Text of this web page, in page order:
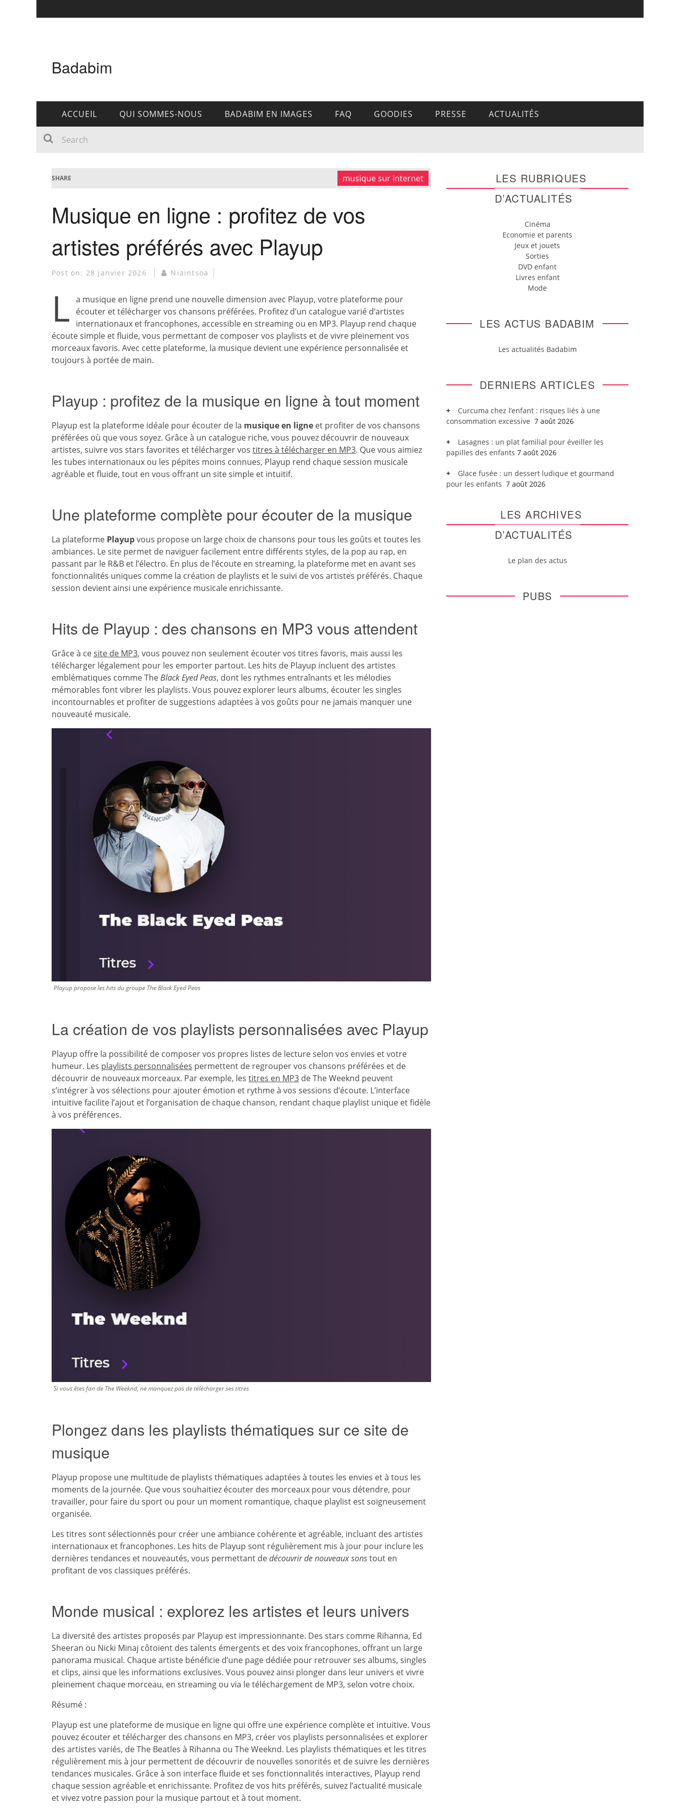
Badabim
ACCUEIL QUI SOMMES-NOUS BADABIM EN IMAGES FAQ GOODIES PRESSE ACTUALITÉS
SHARE musique sur internet
Musique en ligne : profitez de vos
artistes préférés avec Playup
Post on: 28 janvier 2026 Niaintsoa
L a musique en ligne prend une nouvelle dimension avec Playup, votre plateforme pour
écouter et télécharger vos chansons préférées. Profitez d’un catalogue varié d’artistes
internationaux et francophones, accessible en streaming ou en MP3. Playup rend chaque
écoute simple et fluide, vous permettant de composer vos playlists et de vivre pleinement vos
morceaux favoris. Avec cette plateforme, la musique devient une expérience personnalisée et
toujours à portée de main.
Playup : profitez de la musique en ligne à tout moment
Playup est la plateforme idéale pour écouter de la musique en ligne et profiter de vos chansons
préférées où que vous soyez. Grâce à un catalogue riche, vous pouvez découvrir de nouveaux
artistes, suivre vos stars favorites et télécharger vos titres à télécharger en MP3. Que vous aimiez
les tubes internationaux ou les pépites moins connues, Playup rend chaque session musicale
agréable et fluide, tout en vous offrant un site simple et intuitif.
Une plateforme complète pour écouter de la musique
La plateforme Playupvous propose un large choix de chansons pour tous les goûts et toutes les
ambiances. Le site permet de naviguer facilement entre différents styles, de la pop au rap, en
passant par le R&B et l’électro. En plus de l’écoute en streaming, la plateforme met en avant ses
fonctionnalités uniques comme la création de playlists et le suivi de vos artistes préférés. Chaque
session devient ainsi une expérience musicale enrichissante.
Hits de Playup : des chansons en MP3 vous attendent
Grâce à cesite de MP3, vous pouvez non seulement écouter vos titres favoris, mais aussi les
télécharger légalement pour les emporter partout. Les hits de Playup incluent des artistes
emblématiques comme TheBlack Eyed Peas, dont les rythmes entraînants et les mélodies
mémorables font vibrer les playlists. Vous pouvez explorer leurs albums, écouter les singles
incontournables et profiter de suggestions adaptées à vos goûts pour ne jamais manquer une
nouveauté musicale.
Playup propose les hits du groupe The Black Eyed Peas
La création de vos playlists personnalisées avec Playup
Playup offre la possibilité de composer vos propres listes de lecture selon vos envies et votre
humeur. Les playlists personnalisées permettent de regrouper vos chansons préférées et de
découvrir de nouveaux morceaux. Par exemple, les titres en MP3 de The Weeknd peuvent
s’intégrer à vos sélections pour ajouter émotion et rythme à vos sessions d’écoute. L’interface
intuitive facilite l’ajout et l’organisation de chaque chanson, rendant chaque playlist unique et fidèle
à vos préférences.
Si vous êtes fan de The Weeknd, ne manquez pas de télécharger ses titres
Plongez dans les playlists thématiques sur ce site de
musique
Playup propose une multitude de playlists thématiques adaptées à toutes les envies et à tous les
moments de la journée. Que vous souhaitiez écouter des morceaux pour vous détendre, pour
travailler, pour faire du sport ou pour un moment romantique, chaque playlist est soigneusement
organisée.
Les titres sont sélectionnés pour créer une ambiance cohérente et agréable, incluant des artistes
internationaux et francophones. Les hits de Playup sont régulièrement mis à jour pour inclure les
dernières tendances et nouveautés, vous permettant dedécouvrir de nouveaux sonstout en
profitant de vos classiques préférés.
Monde musical : explorez les artistes et leurs univers
La diversité des artistes proposés par Playup est impressionnante. Des stars comme Rihanna, Ed
Sheeran ou Nicki Minaj côtoient des talents émergents et des voix francophones, offrant un large
panorama musical. Chaque artiste bénéficie d’une page dédiée pour retrouver ses albums, singles
et clips, ainsi que les informations exclusives. Vous pouvez ainsi plonger dans leur univers et vivre
pleinement chaque morceau, en streaming ou via le téléchargement de MP3, selon votre choix.
Résumé :
Playup est une plateforme de musique en ligne qui offre une expérience complète et intuitive. Vous
pouvez écouter et télécharger des chansons en MP3, créer vos playlists personnalisées et explorer
des artistes variés, de The Beatles à Rihanna ou The Weeknd. Les playlists thématiques et les titres
régulièrement mis à jour permettent de découvrir de nouvelles sonorités et de suivre les dernières
tendances musicales. Grâce à son interface fluide et ses fonctionnalités interactives, Playup rend
chaque session agréable et enrichissante. Profitez de vos hits préférés, suivez l’actualité musicale
et vivez votre passion pour la musique partout et à tout moment.
LES RUBRIQUES
D’ACTUALITÉS
Cinéma
Economie et parents
Jeux et jouets
Sorties
DVD enfant
Livres enfant
Mode
LES ACTUS BADABIM
Les actualités Badabim
DERNIERS ARTICLES
Curcuma chez l’enfant : risques liés à une
consommation excessive 7 août 2026
Lasagnes : un plat familial pour éveiller les
papilles des enfants 7 août 2026
Glace fusée : un dessert ludique et gourmand
pour les enfants 7 août 2026
LES ARCHIVES
D’ACTUALITÉS
Le plan des actus
PUBS